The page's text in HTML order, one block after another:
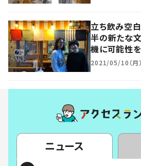
立ち飲み空
半の新たな
機に可能性
語る“変わら
2021/05/10（月）
ニュース